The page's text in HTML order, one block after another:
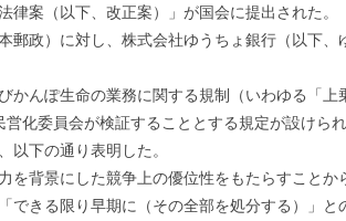
案（以下、改正案）」が国会に提出された。
郵政）に対し、株式会社ゆうちょ銀行（以下
かんぽ生命の業務に関する規制（いわゆる「
化委員会が検証することとする規定が設けられ
以下の通り表明した。
を背景にした競争上の優位性をもたらすこと
できる限り早期に（その全部を処分する）」